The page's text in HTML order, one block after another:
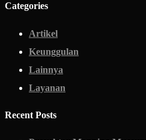
Categories
Artikel
Keunggulan
Lainnya
Layanan
Recent Posts